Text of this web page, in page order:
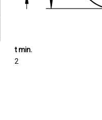
t min.
2